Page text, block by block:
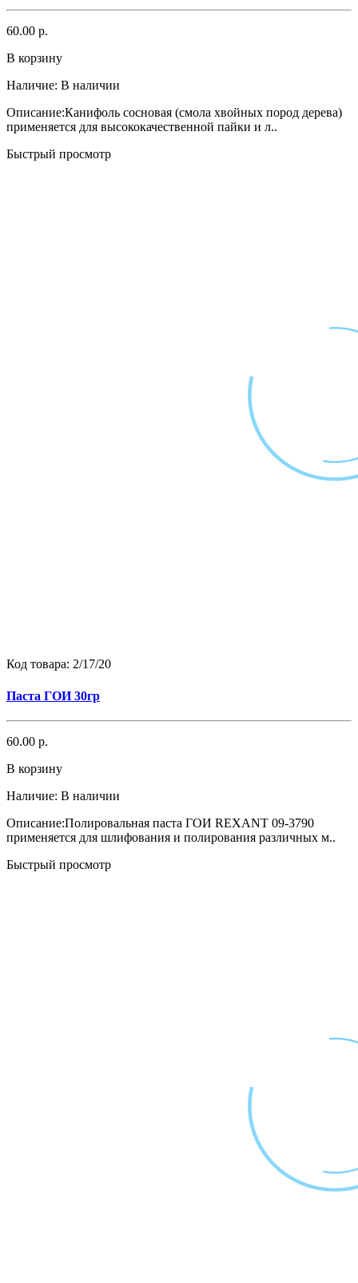
60.00 р.
В корзину
Наличие: В наличии
Описание:Канифоль сосновая (смола хвойных пород дерева)
применяется для высококачественной пайки и л..
Быстрый просмотр
Код товара: 2/17/20
Паста ГОИ 30гр
60.00 р.
В корзину
Наличие: В наличии
Описание:Полировальная паста ГОИ REXANT 09-3790
применяется для шлифования и полирования различных м..
Быстрый просмотр